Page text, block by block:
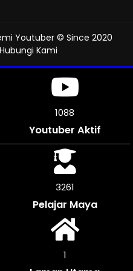
Youtuber © Since 2020
Hubungi Kami
1211
Youtuber Aktif
3630
Pelajar Maya
1